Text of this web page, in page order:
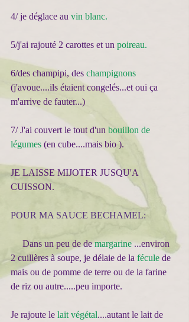
4/ je déglace au vin blanc.
5/j'ai rajouté 2 carottes et un poireau.
6/des champipi, des champignons
(j'avoue....ils étaient congelés...et oui ça
m'arrive de fauter...)
7/ J'ai couvert le tout d'un bouillon de
légumes (en cube....mais bio ).
JE LAISSE MIJOTER JUSQU'A
CUISSON.
POUR MA SAUCE BECHAMEL:
     Dans un peu de de
margarine ...environ
2 cuillères à soupe, je délaie de la fécule de
mais ou de pomme de terre ou de la farine
de riz ou autre.....peu importe.
Je rajoute le lait végétal....autant le lait de